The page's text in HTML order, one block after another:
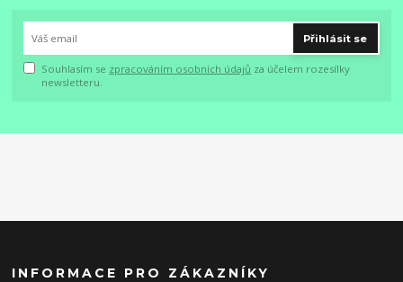
Přihlásit se
Souhlasím se zpracováním osobních údajů za účelem rozesílky
newsletteru.
INFORMACE PRO ZÁKAZNÍKY